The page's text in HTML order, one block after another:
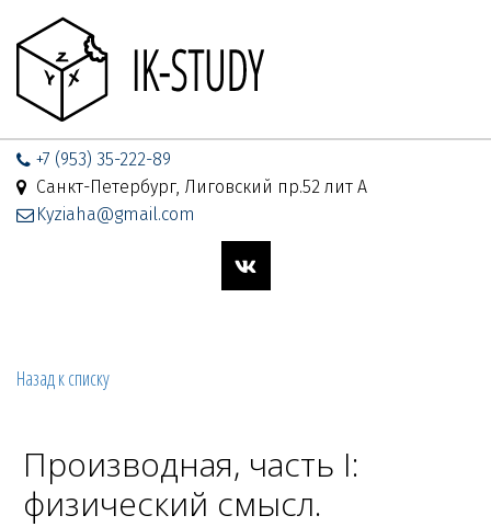
+7 (953) 35-222-89
Санкт-Петербург, Лиговский пр.52 лит А
Kyziaha@gmail.com
Назад к списку
Производная, часть I:
физический смысл.